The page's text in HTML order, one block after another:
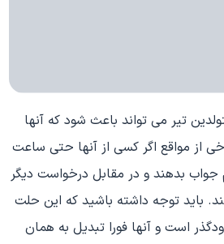
تیر می تواند باعث شود که آنها
از مواقع اگر کسی از آنها حتی ساعت
بدهند و در مقابل درخواست دیگر
باید توجه داشته باشید که این حلت
است و آنها فورا تبدیل به همان